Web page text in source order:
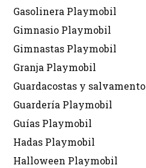
Gasolinera Playmobil
Gimnasio Playmobil
Gimnastas Playmobil
Granja Playmobil
Guardacostas y salvamento
Guardería Playmobil
Guías Playmobil
Hadas Playmobil
Halloween Playmobil